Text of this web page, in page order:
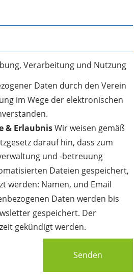
Verarbeitung und Nutzung
Daten durch den Verein
im Wege der elektronischen
& ErlaubnisWir weisen gemäß
darauf hin, dass zum
und -betreuung
Dateien gespeichert,
werden: Namen, und Email
Daten werden bis
gespeichert. Der
gekündigt werden.
Senden